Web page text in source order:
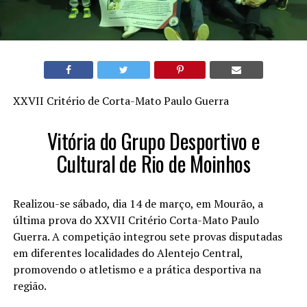
XXVII Critério de Corta-Mato Paulo Guerra
Vitória do Grupo Desportivo e
Cultural de Rio de Moinhos
Realizou-se sábado, dia 14 de março, em Mourão, a
última prova do XXVII Critério Corta-Mato Paulo
Guerra. A competição integrou sete provas disputadas
em diferentes localidades do Alentejo Central,
promovendo o atletismo e a prática desportiva na
região.